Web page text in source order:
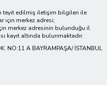
teyit edilmiş iletişim bilgileri ile
için merkez adresi;
merkez adresinin bulunduğu il
kayıt altında bulunmaktadır.
NO:11 A BAYRAMPAŞA/ İSTANBUL